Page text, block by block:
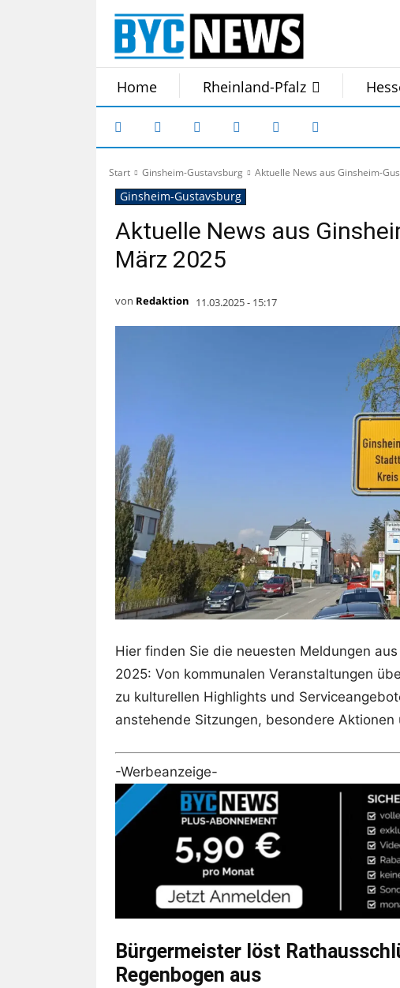
Home Rheinland-Pfalz
Start Ginsheim-Gustavsburg Aktuelle News aus Ginsheim-
Ginsheim-Gustavsburg
Aktuelle News aus
März 2025
von Redaktion 11.03.2025 - 15:17
Hier finden Sie die neuesten Meldungen aus
2025: Von kommunalen Veranstaltungen
zu kulturellen Highlights und
anstehende Sitzungen, besondere
-Werbeanzeige-
Bürgermeister löst
Regenbogen aus